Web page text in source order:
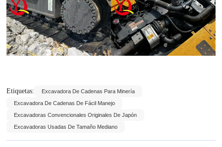
Etiquetas:
Excavadora De Cadenas Para Minería
Excavadora De Cadenas De Fácil Manejo
Excavadoras Convencionales Originales De Japón
Excavadoras Usadas De Tamaño Mediano